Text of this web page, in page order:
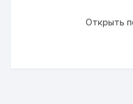
Открыть